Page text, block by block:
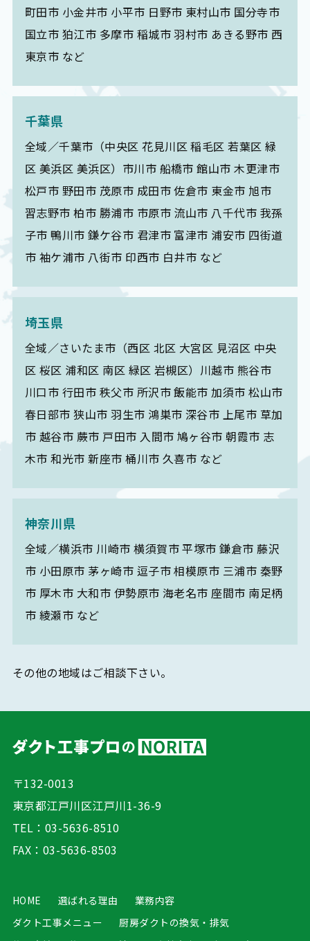
町田市 小金井市 小平市 日野市 東村山市 国分寺市
国立市 狛江市 多摩市 稲城市 羽村市 あきる野市 西
東京市 など
千葉県
全域／千葉市（中央区 花見川区 稲毛区 若葉区 緑
区 美浜区 美浜区）市川市 船橋市 館山市 木更津市
松戸市 野田市 茂原市 成田市 佐倉市 東金市 旭市
習志野市 柏市 勝浦市 市原市 流山市 八千代市 我孫
子市 鴨川市 鎌ケ谷市 君津市 富津市 浦安市 四街道
市 袖ケ浦市 八街市 印西市 白井市 など
埼玉県
全域／さいたま市（西区 北区 大宮区 見沼区 中央
区 桜区 浦和区 南区 緑区 岩槻区）川越市 熊谷市
川口市 行田市 秩父市 所沢市 飯能市 加須市 松山市
春日部市 狭山市 羽生市 鴻巣市 深谷市 上尾市 草加
市 越谷市 蕨市 戸田市 入間市 鳩ヶ谷市 朝霞市 志
木市 和光市 新座市 桶川市 久喜市 など
神奈川県
全域／横浜市 川崎市 横須賀市 平塚市 鎌倉市 藤沢
市 小田原市 茅ヶ崎市 逗子市 相模原市 三浦市 秦野
市 厚木市 大和市 伊勢原市 海老名市 座間市 南足柄
市 綾瀬市 など
その他の地域はご相談下さい。
〒132-0013
東京都江戸川区江戸川1-36-9
TEL： 03-5636-8510
FAX：03-5636-8503
HOME 選ばれる理由
業務内容
ダクト工事メニュー
厨房ダクトの換気・排気